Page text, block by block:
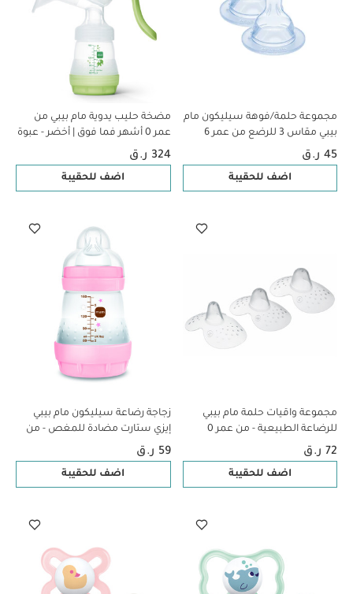
مجموعة حلمة/فوهة سيليكون مام
بيبي مقاس 3 للرضع من عمر 6
أشهر فما فوق | شفاف – عبوة
قطعتين
45 ر.ق
اضف للحقيبة
مضخة حليب يدوية مام بيبي من
عمر 0 ​​أشهر فما فوق | أخضر - عبوة
من قطعة واحدة
324 ر.ق
اضف للحقيبة
مجموعة واقيات حلمة مام بيبي
عبوة من 3 قطع
72 ر.ق
اضف للحقيبة
زجاجة رضاعة سيليكون مام بيبي
إيزي ستارت مضادة للمغص - من
عمر 0 ​​أشهر فما فوق | سي لايف
بينك - 160 مل - عبوة من قطعة
59 ر.ق
اضف للحقيبة